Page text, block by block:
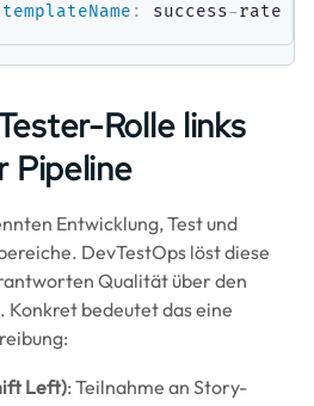
templateName : success-
Rolle links
Pipeline
Entwicklung, Test und
DevTestOps löst diese
Qualität über den
Konkret bedeutet das eine
Left): Teilnahme an Story-